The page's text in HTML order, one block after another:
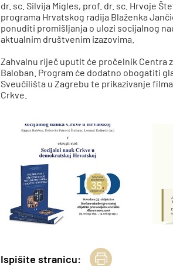
dr. sc. Silvija Migles, prof. dr. sc. Hrvoje
programa Hrvatskog radija Blaženka
ponuditi promišljanja o ulozi socijalnog
aktualnim društvenim izazovima.
Zahvalnu riječ uputit će pročelnik Centra
Baloban. Program će dodatno obogatiti
Sveučilišta u Zagrebu te prikazivanje
Crkve.
Ispišite stranicu: